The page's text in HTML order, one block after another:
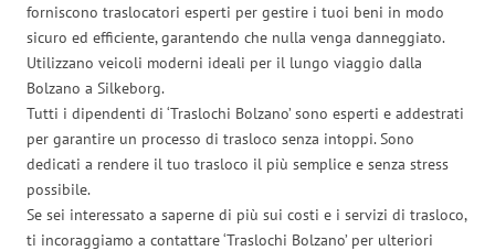
forniscono traslocatori esperti per gestire i tuoi beni in modo
sicuro ed efficiente, garantendo che nulla venga danneggiato.
Utilizzano veicoli moderni ideali per il lungo viaggio dalla
Bolzano a Silkeborg.
Tutti i dipendenti di ‘Traslochi Bolzano’ sono esperti e addestrati
per garantire un processo di trasloco senza intoppi. Sono
dedicati a rendere il tuo trasloco il più semplice e senza stress
possibile.
Se sei interessato a saperne di più sui costi e i servizi di trasloco,
ti incoraggiamo a contattare ‘Traslochi Bolzano’ per ulteriori